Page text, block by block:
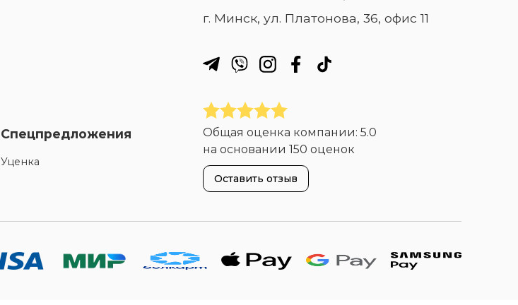
Спецпредложения
Уценка
г. Минск, ул. Платонова, 36, офис 11
Общая оценка компании: 5.0
на основании 150 оценок
Оставить отзыв